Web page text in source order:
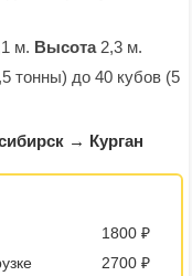
м. Высота2,3 м.
тонны) до 40 кубов (5
→ Курган
1800 ₽
2700 ₽